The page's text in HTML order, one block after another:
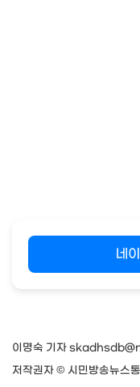
네
이명숙 기자
저작권자 © 시민방송뉴스